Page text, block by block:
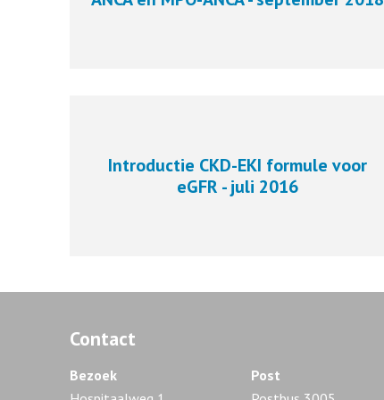
Introductie CKD-EKI formule voor
eGFR - juli 2016
Contact
Bezoek
Post